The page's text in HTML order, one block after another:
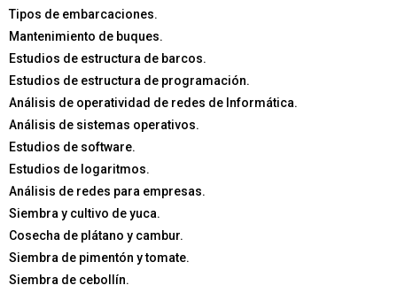
Tipos de embarcaciones.
Mantenimiento de buques.
Estudios de estructura de barcos.
Estudios de estructura de programación.
Análisis de operatividad de redes de Informática.
Análisis de sistemas operativos.
Estudios de software.
Estudios de logaritmos.
Análisis de redes para empresas.
Siembra y cultivo de yuca.
Cosecha de plátano y cambur.
Siembra de pimentón y tomate.
Siembra de cebollín.